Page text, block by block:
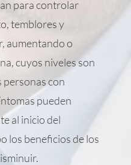
para controlar
temblores y
aumentando o
cuyos niveles son
personas con
pueden
al inicio del
los beneficios de los